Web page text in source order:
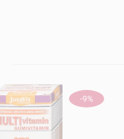
-9%